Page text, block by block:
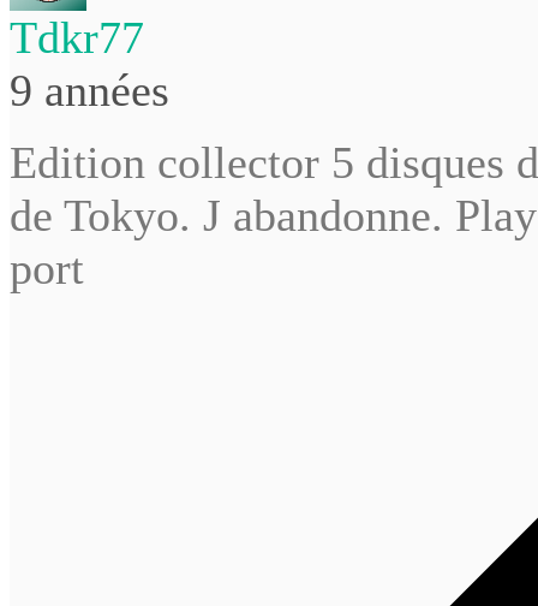
Tdkr77
9 années
Edition collector 5 disques
de Tokyo. J abandonne.
port